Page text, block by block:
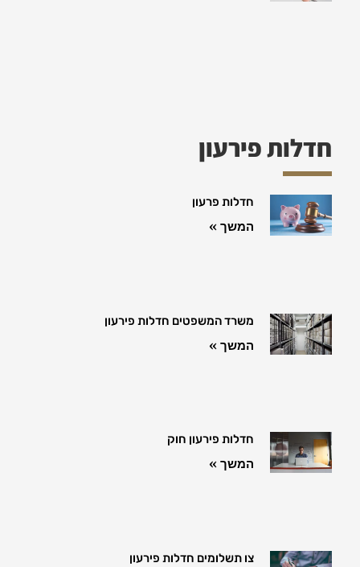
חדלות פירעון
חדלות פרעון
המשך »
משרד המשפטים חדלות פירעון
המשך »
חדלות פירעון חוק
המשך »
צו תשלומים חדלות פירעון